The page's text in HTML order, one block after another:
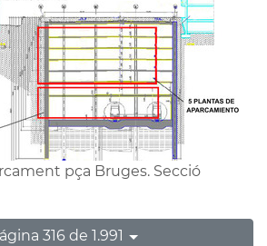
pça Bruges. Secció
316 de 1.991